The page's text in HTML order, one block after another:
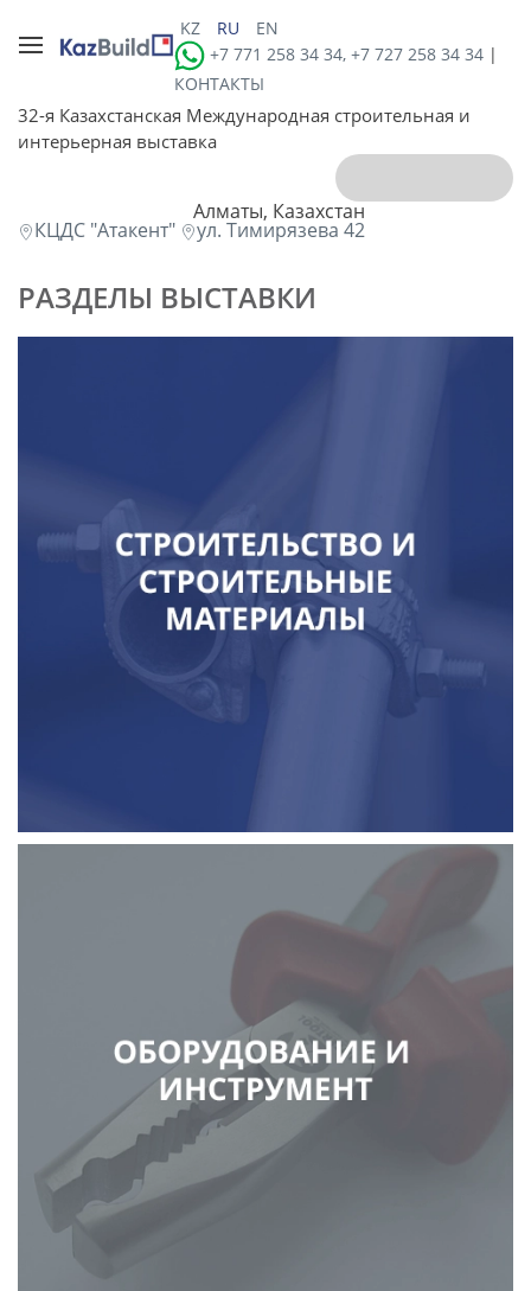
KZ RU
EN
+7 771 258 34 34, +7 727 258 34 34 |
КОНТАКТЫ
32-я Казахстанская Международная строительная и
интерьерная выставка
Алматы, Казахстан
КЦДС "Атакент" ул. Тимирязева 42
РАЗДЕЛЫ ВЫСТАВКИ
цемент, бетон
кирпич, строительные блоки
сухие строительные смеси
кровля и изоляция
фасадные материалы
опалубка, строительные леса
компрессорное оборудование
металлообрабатывающее оборудование
сварочное оборудование
бетоносмесители
строительная техника
инструмент
крепежные материалы